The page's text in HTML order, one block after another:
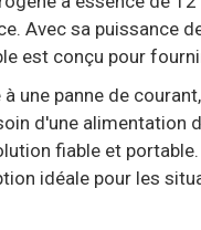
Avec sa puissance
est conçu pour
une panne de
d'une
fiable et
idéale pour les